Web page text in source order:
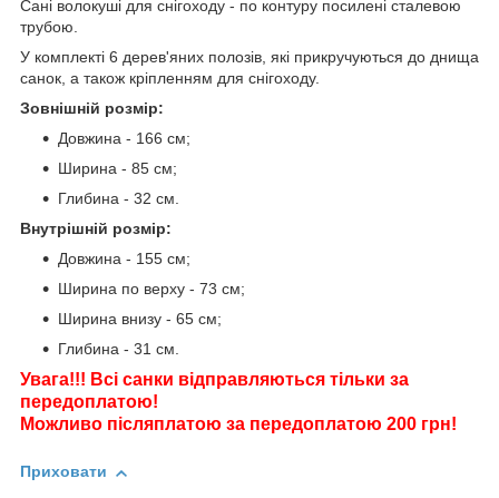
Сані волокуші для снігоходу - по контуру посилені сталевою
трубою.
У комплекті 6 дерев'яних полозів, які прикручуються до днища
санок, а також кріпленням для снігоходу.
Зовнішній розмір:
Довжина - 166 см;
Ширина - 85 см;
Глибина - 32 см.
Внутрішній розмір:
Довжина - 155 см;
Ширина по верху - 73 см;
Ширина внизу - 65 см;
Глибина - 31 см.
Увага!!! Всі санки відправляються тільки за
передоплатою!
Можливо післяплатою за передоплатою 200 грн!
Приховати